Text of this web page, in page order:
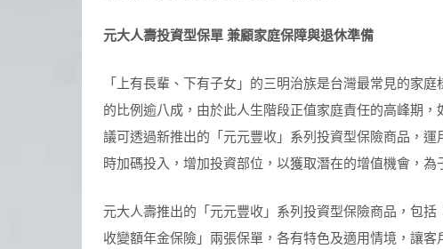
元大人壽投資型保單 兼顧家庭保障與退休準備
「上有長輩、下有子女」的三明治族是台灣最常見的家
的比例逾八成，由於此人生階段正值家庭責任的高峰期
議可透過新推出的「元元豐收」系列投資型保險商品，
時加碼投入，增加投資部位，以獲取潛在的增值機會，
元大人壽推出的「元元豐收」系列投資型保險商品，包
收變額年金保險」兩張保單，各有特色及適用情境，讓客